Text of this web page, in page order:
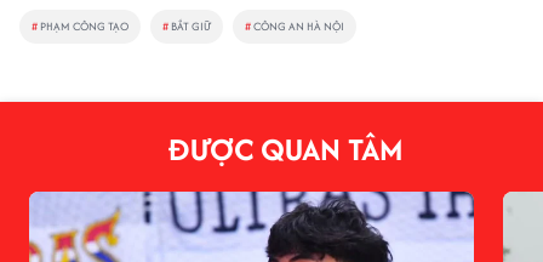
# PHẠM CÔNG TẠO # BẮT GIỮ #CÔNG AN HÀ NỘI
ĐƯỢC QUAN TÂM